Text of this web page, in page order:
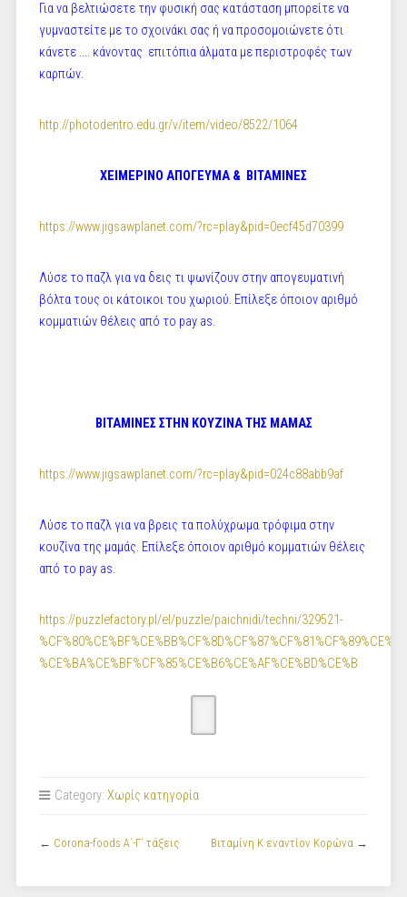
Για να βελτιώσετε την φυσική σας κατάσταση μπορείτε να
γυμναστείτε με το σχοινάκι σας ή να προσομοιώνετε ότι
κάνετε .... κάνοντας επιτόπια άλματα με περιστροφές των
καρπών.
http://photodentro.edu.gr/v/item/video/8522/1064
ΧΕΙΜΕΡΙΝΟ ΑΠΟΓΕΥΜΑ & ΒΙΤΑΜΙΝΕΣ
https://www.jigsawplanet.com/?rc=play&pid=0ecf45d70399
Λύσε το παζλ για να δεις τι ψωνίζουν στην απογευματινή
βόλτα τους οι κάτοικοι του χωριού. Επίλεξε όποιον αριθμό
κομματιών θέλεις από το pay as.
ΒΙΤΑΜΙΝΕΣ ΣΤΗΝ ΚΟΥΖΙΝΑ ΤΗΣ ΜΑΜΑΣ
https://www.jigsawplanet.com/?rc=play&pid=024c88abb9af
Λύσε το παζλ για να βρεις τα πολύχρωμα τρόφιμα στην
κουζίνα της μαμάς. Επίλεξε όποιον αριθμό κομματιών θέλεις
από το pay as.
https://puzzlefactory.pl/el/puzzle/paichnidi/techni/329521-
%CE%BA%CE%BF%CF%85%CE%B6%CE%AF%CE%BD%CE%B
Category: Χωρίς κατηγορία
← Corona-foods A΄-Γ΄ τάξεις Βιταμίνη Κ εναντίον Κορώνα →